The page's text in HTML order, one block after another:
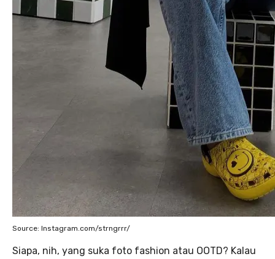
Source: Instagram.com/strngrrr/
Siapa, nih, yang suka foto fashion atau OOTD? Kalau